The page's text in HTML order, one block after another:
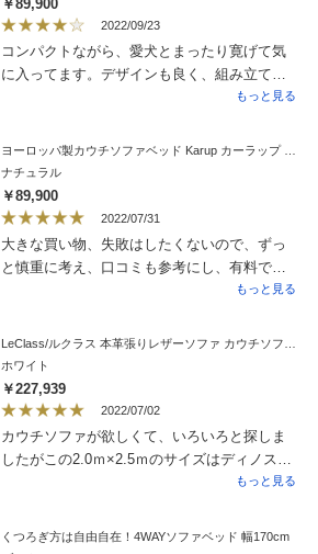
￥89,900
2022/09/23
コンパクトながら、愛犬とまったり寛げて気
に入ってます。デザインも良く、組み立ても
それほど難しくありませんでした。少しマッ
す。別売りのカバーが結構高価いのでどうし
ようか検討中です。
もっと見る
ナチュラル
￥89,900
2022/07/31
大きな買い物、失敗はしたくないので、ずっ
と慎重に考え、口コミも参考にし、有料で、
組み立てをお願いしました。来てくださった
りよく、事が進み、ほんとに商品といい、業
者の方々に感謝です。ソファも、とても座り
心地、寝心地最高です。家具独特な匂いもし
ませんでした。
もっと見る
ホワイト
￥227,939
2022/07/02
カウチソファが欲しくて、いろいろと探しま
したがこの2.0ｍ×2.5ｍのサイズはディノスさ
んでしか見つけることができませんでした。
ファを選択するつもりでしたが、買い替えた
もっと見る
くつろぎ方は自由自在！4WAYソファベッド 幅170cm